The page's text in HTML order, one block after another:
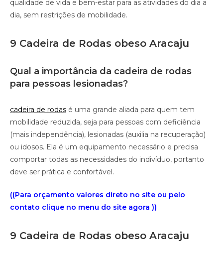
qualidade de vida e bem-estar para as atividades do dia a
dia, sem restrições de mobilidade.
9 Cadeira de Rodas obeso Aracaju
Qual a importância da cadeira de rodas
para pessoas lesionadas?
cadeira de rodas é uma grande aliada para quem tem
mobilidade reduzida, seja para pessoas com deficiência
(mais independência), lesionadas (auxilia na recuperação)
ou idosos. Ela é um equipamento necessário e precisa
comportar todas as necessidades do indivíduo, portanto
deve ser prática e confortável.
((Para orçamento valores direto no site ou pelo
contato clique no menu do site agora ))
9 Cadeira de Rodas obeso Aracaju